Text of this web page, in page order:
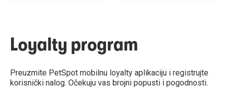
Loyalty program
Preuzmite PetSpot mobilnu loyalty aplikaciju i registrujte
korisnički nalog. Očekuju vas brojni popusti i pogodnosti.